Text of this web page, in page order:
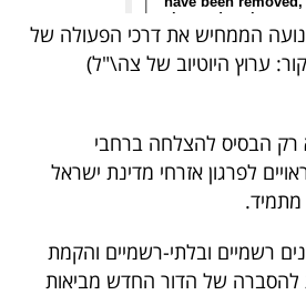
הממחיש את דרכי הפעולה של
ערוץ היוטיוב של צה\"ל)
רק הבסיס להצלחה ברחבי
לפרגון אזרחי מדינת ישראל
רשמיים ובלתי-רשמיים והקמת
להסברה של הדור החדש מביאות